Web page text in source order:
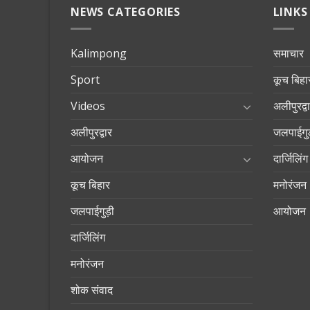
NEWS CATEGORIES
Kalimpong
Sport
Videos
अलीपुरद्वार
आयोजन
कूच बिहार
जलपाईगुड़ी
दार्जिलिंग
मनोरंजन
शोक संवाद
LINKS
समाचार
कूच
दार्जिलिंग
मनोरंजन
आयोजन